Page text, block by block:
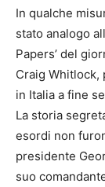
In qualche
stato analogo
Papers’ del
Craig Whitlock,
in Italia a fine
La storia
esordi non
presidente
suo